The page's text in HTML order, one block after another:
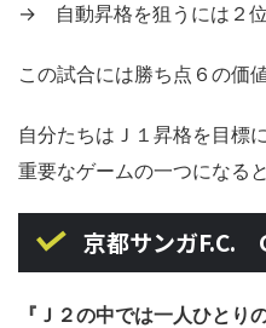
→ 自動昇格を狙うには２位
この試合には勝ち点６の価
自分たちはＪ１昇格を目標
重要なゲームの一つになると
京都サンガF.C.
『Ｊ２の中では一人ひとり